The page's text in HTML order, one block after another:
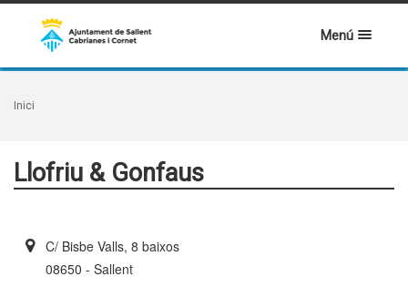
Menú
Inici
Llofriu & Gonfaus
C/ Bisbe Valls, 8 baixos
08650 - Sallent